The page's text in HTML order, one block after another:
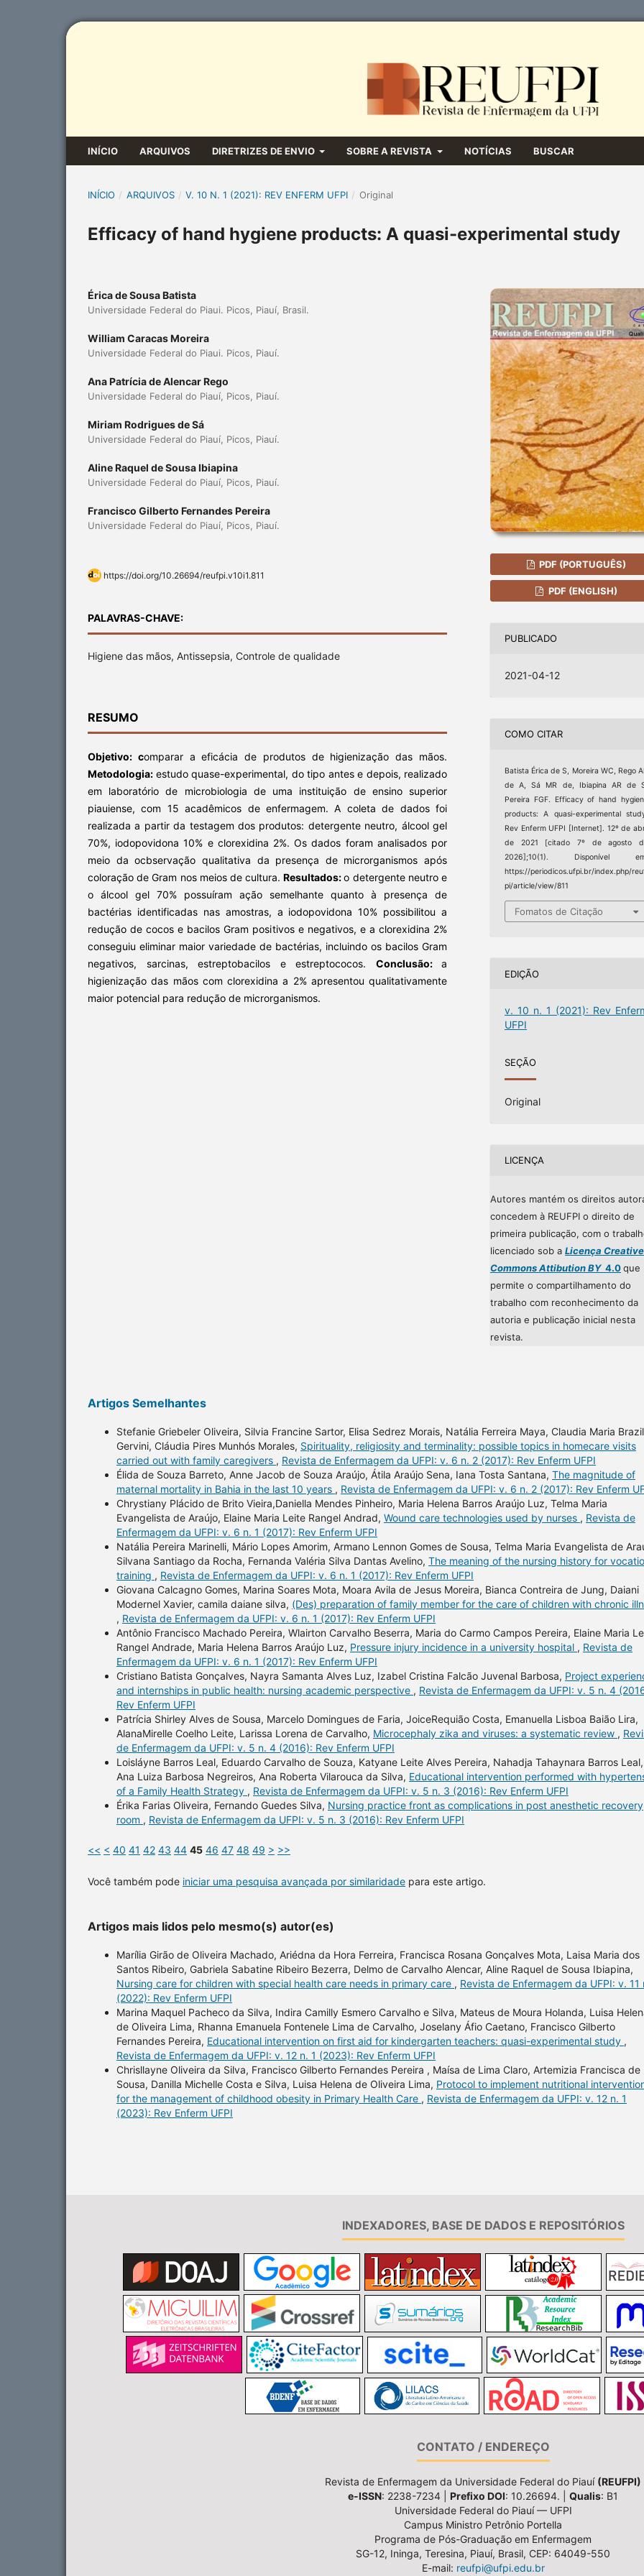
INÍCIO ARQUIVOS DIRETRIZES DE ENVIO SOBRE A REVISTA NOTÍCIAS BUSCAR
INÍCIO / ARQUIVOS / V. 10 N. 1 (2021): REV ENFERM UFPI / Original
Efficacy of hand hygiene products: A quasi-experimental study
Érica de Sousa Batista
Universidade Federal do Piaui. Picos, Piauí, Brasil.
William Caracas Moreira
Universidade Federal do Piaui. Picos, Piauí.
Ana Patrícia de Alencar Rego
Universidade Federal do Piauí, Picos, Piauí.
Miriam Rodrigues de Sá
Universidade Federal do Piauí, Picos, Piauí.
Aline Raquel de Sousa Ibiapina
Universidade Federal do Piauí, Picos, Piauí.
Francisco Gilberto Fernandes Pereira
Universidade Federal do Piauí, Picos, Piauí.
https://doi.org/10.26694/reufpi.v10i1.811
PALAVRAS-CHAVE:
Higiene das mãos, Antissepsia, Controle de qualidade
RESUMO
Objetivo: comparar a eficácia de produtos de higienização das mãos.
Metodologia: estudo quase-experimental, do tipo antes e depois, realizado
em laboratório de microbiologia de uma instituição de ensino superior
piauiense, com 15 acadêmicos de enfermagem. A coleta de dados foi
realizada a partir da testagem dos produtos: detergente neutro, álcool gel
70%, iodopovidona 10% e clorexidina 2%. Os dados foram analisados por
meio da ocbservação qualitativa da presença de microrganismos após
coloração de Gram nos meios de cultura.Resultados:o detergente neutro e
o álcool gel 70% possuíram ação semelhante quanto à presença de
bactérias identificadas nas amostras, a iodopovidona 10% possibilitou a
redução de cocos e bacilos Gram positivos e negativos, e a clorexidina 2%
conseguiu eliminar maior variedade de bactérias, incluindo os bacilos Gram
negativos, sarcinas, estreptobacilos e estreptococos. Conclusão: a
higienização das mãos com clorexidina a 2% apresentou qualitativamente
maior potencial para redução de microrganismos.
PDF (PORTUGUÊS)
PDF (ENGLISH)
PUBLICADO
2021-04-12
COMO CITAR
Batista Érica de S, Moreira WC, Rego
de A, Sá MR de, Ibiapina AR de
Pereira FGF. Efficacy of hand
products: A quasi-experimental
Rev Enferm UFPI [Internet]. 12º de
de 2021 [citado 7º de agosto
2026];10(1). Disponível
https://periodicos.ufpi.br/index.php/
pi/article/view/811
Fomatos de Citação
EDIÇÃO
v. 10 n. 1 (2021): Rev
UFPI
SEÇÃO
Original
LICENÇA
Autores mantém os direitos
concedem à REUFPI o direito de
primeira publicação, com o
licenciado sob a Licença Creative
Commons Attibution BY4.0que
permite o compartilhamento do
trabalho com reconhecimento da
autoria e publicação inicial nesta
revista.
Artigos Semelhantes
Stefanie Griebeler Oliveira, Silvia Francine Sartor, Elisa Sedrez Morais, Natália Ferreira Maya, Claudia Maria Brazil
Gervini, Cláudia Pires Munhós Morales, Spirituality, religiosity and terminality: possible topics in homecare visits
carried out with family caregivers , Revista de Enfermagem da UFPI: v. 6 n. 2 (2017): Rev Enferm UFPI
Élida de Souza Barreto, Anne Jacob de Souza Araújo, Átila Araújo Sena, Iana Tosta Santana, The magnitude of
maternal mortality in Bahia in the last 10 years , Revista de Enfermagem da UFPI: v. 6 n. 2 (2017): Rev Enferm
Chrystiany Plácido de Brito Vieira,Daniella Mendes Pinheiro, Maria Helena Barros Araújo Luz, Telma Maria
Evangelista de Araújo, Elaine Maria Leite Rangel Andrad, Wound care technologies used by nurses , Revista de
Enfermagem da UFPI: v. 6 n. 1 (2017): Rev Enferm UFPI
Natália Pereira Marinelli, Mário Lopes Amorim, Armano Lennon Gomes de Sousa, Telma Maria Evangelista de
Silvana Santiago da Rocha, Fernanda Valéria Silva Dantas Avelino, The meaning of the nursing history for
training , Revista de Enfermagem da UFPI: v. 6 n. 1 (2017): Rev Enferm UFPI
Giovana Calcagno Gomes, Marina Soares Mota, Moara Avila de Jesus Moreira, Bianca Contreira de Jung, Daiani
Modernel Xavier, camila daiane silva, (Des) preparation of family member for the care of children with chronic
, Revista de Enfermagem da UFPI: v. 6 n. 1 (2017): Rev Enferm UFPI
Antônio Francisco Machado Pereira, Wlairton Carvalho Beserra, Maria do Carmo Campos Pereira, Elaine Maria
Rangel Andrade, Maria Helena Barros Araújo Luz, Pressure injury incidence in a university hospital , Revista de
Enfermagem da UFPI: v. 6 n. 1 (2017): Rev Enferm UFPI
Cristiano Batista Gonçalves, Nayra Samanta Alves Luz, Izabel Cristina Falcão Juvenal Barbosa, Project
and internships in public health: nursing academic perspective , Revista de Enfermagem da UFPI: v. 5 n. 4
Rev Enferm UFPI
Patrícia Shirley Alves de Sousa, Marcelo Domingues de Faria, JoiceRequião Costa, Emanuella Lisboa Baião Lira,
AlanaMirelle Coelho Leite, Larissa Lorena de Carvalho, Microcephaly zika and viruses: a systematic review ,
de Enfermagem da UFPI: v. 5 n. 4 (2016): Rev Enferm UFPI
Loisláyne Barros Leal, Eduardo Carvalho de Souza, Katyane Leite Alves Pereira, Nahadja Tahaynara Barros Leal,
Ana Luiza Barbosa Negreiros, Ana Roberta Vilarouca da Silva, Educational intervention performed with
of a Family Health Strategy , Revista de Enfermagem da UFPI: v. 5 n. 3 (2016): Rev Enferm UFPI
Érika Farias Oliveira, Fernando Guedes Silva, Nursing practice front as complications in post anesthetic recovery
room , Revista de Enfermagem da UFPI: v. 5 n. 3 (2016): Rev Enferm UFPI
<< < 40 41 42 43 44 45 46 47 48 49 > >>
Você também pode iniciar uma pesquisa avançada por similaridade para este artigo.
Artigos mais lidos pelo mesmo(s) autor(es)
Marília Girão de Oliveira Machado, Ariédna da Hora Ferreira, Francisca Rosana Gonçalves Mota, Laisa Maria dos
Santos Ribeiro, Gabriela Sabatine Ribeiro Bezerra, Delmo de Carvalho Alencar, Aline Raquel de Sousa Ibiapina,
Nursing care for children with special health care needs in primary care , Revista de Enfermagem da UFPI: v. 11
(2022): Rev Enferm UFPI
Marina Maquel Pacheco da Silva, Indira Camilly Esmero Carvalho e Silva, Mateus de Moura Holanda, Luisa
de Oliveira Lima, Rhanna Emanuela Fontenele Lima de Carvalho, Joselany Áfio Caetano, Francisco Gilberto
Fernandes Pereira, Educational intervention on first aid for kindergarten teachers: quasi-experimental study ,
Revista de Enfermagem da UFPI: v. 12 n. 1 (2023): Rev Enferm UFPI
Chrisllayne Oliveira da Silva, Francisco Gilberto Fernandes Pereira , Maísa de Lima Claro, Artemizia Francisca de
Sousa, Danilla Michelle Costa e Silva, Luisa Helena de Oliveira Lima, Protocol to implement nutritional
for the management of childhood obesity in Primary Health Care , Revista de Enfermagem da UFPI: v. 12 n. 1
(2023): Rev Enferm UFPI
INDEXADORES, BASE DE DADOS E REPOSITÓRIOS
CONTATO / ENDEREÇO
Revista de Enfermagem da Universidade Federal do Piauí (REUFPI)
e-ISSN: 2238-7234 | Prefixo DOI: 10.26694. | Qualis: B1
Universidade Federal do Piauí — UFPI
Campus Ministro Petrônio Portella
Programa de Pós-Graduação em Enfermagem
SG-12, Ininga, Teresina, Piauí, Brasil, CEP: 64049-550
E-mail: reufpi@ufpi.edu.br